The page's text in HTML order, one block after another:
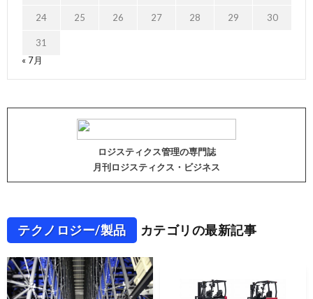
24 25 26 27 28 29 30
31
« 7月
ロジスティクス管理の専門誌
月刊ロジスティクス・ビジネス
テクノロジー/製品 カテゴリの最新記事